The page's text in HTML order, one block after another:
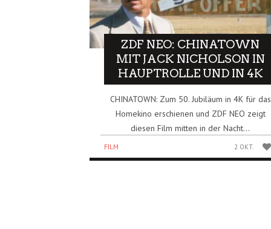
ZDF NEO: CHINATOWN
MIT JACK NICHOLSON IN
HAUPTROLLE UND IN 4K
CHINATOWN: Zum 50. Jubiläum in 4K für das
Homekino erschienen und ZDF NEO zeigt
diesen Film mitten in der Nacht...
FILM 2 OKT.